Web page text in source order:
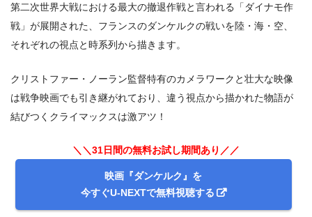
第二次世界大戦における最大の撤退作戦と言われる「ダイナモ作
戦」が展開された、フランスのダンケルクの戦いを陸・海・空、
それぞれの視点と時系列から描きます。
クリストファー・ノーラン監督特有のカメラワークと壮大な映像
は戦争映画でも引き継がれており、違う視点から描かれた物語が
結びつくクライマックスは激アツ！
＼＼31日間の無料お試し期間あり／／
映画『ダンケルク』を
今すぐU-NEXTで無料視聴する